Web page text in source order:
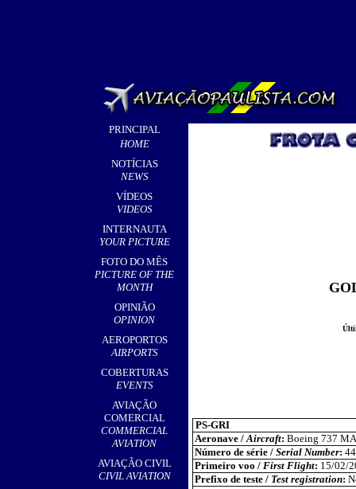
PRINCIPAL
HOME
NOTÍCIAS
NEWS
VÍDEOS
VIDEOS
INTERNAUTA
YOUR PICTURE
FOTO DO MÊS
PICTURE OF THE
MONTH
OPINIÃO
OPINION
AEROPORTOS
AIRPORTS
,
COBERTURAS
EVENTS
AVIAÇÃO
COMERCIAL
COMMERCIAL
AVIATION
AVIAÇÃO CIVIL
CIVIL AVIATION
PS-GRI
Aeronave /Aircraft: Boeing 737
Número de série / Serial Number:
Primeiro voo / First Flight: 15/02/
Prefixo de teste /Test registration: